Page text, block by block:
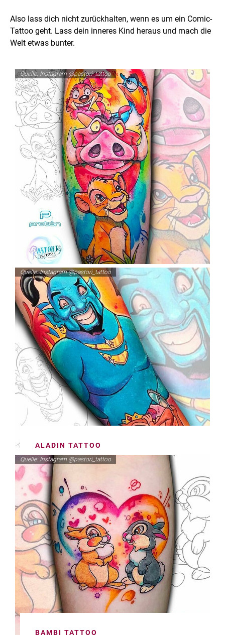
Also lass dich nicht zurückhalten, wenn es um ein Comic-
Tattoo geht. Lass dein inneres Kind heraus und mach die
Welt etwas bunter.
Quelle: Instagram @pastori_tattoo
Quelle: Instagram @pastori_tattoo
ALADIN TATTOO
Quelle: Instagram @pastori_tattoo
BAMBI TATTOO